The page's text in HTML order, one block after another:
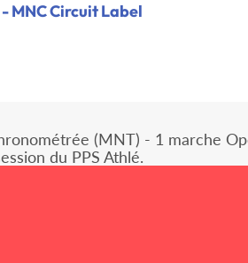
MNC Circuit Label
(MNT) - 1 marche
du PPS Athlé.